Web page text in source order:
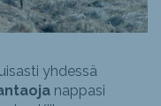
yhdessä
nappasi